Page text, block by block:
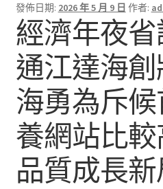
發佈日期: 2026 年 5 月 9 日 作者:
經濟年夜省
通江達海
海勇為斥
養網站比
品質成長新